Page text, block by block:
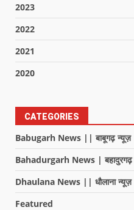
2023
2022
2021
2020
CATEGORIES
Babugarh News || बाबूगढ़ न्यूज़
Bahadurgarh News | बहादुरगढ़
Dhaulana News || धौलाना न्यूज़
Featured